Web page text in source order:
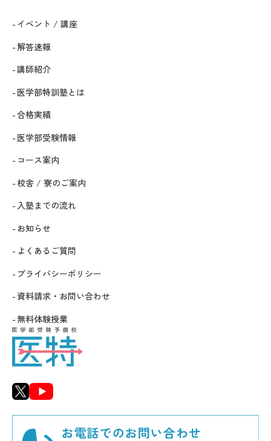
イベント / 講座
解答速報
講師紹介
医学部特訓塾とは
合格実績
医学部受験情報
コース案内
校舎 / 寮のご案内
入塾までの流れ
お知らせ
よくあるご質問
プライバシーポリシー
資料請求・お問い合わせ
無料体験授業